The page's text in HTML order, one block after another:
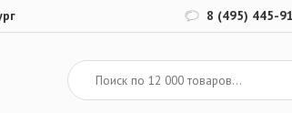
8 (495) 445-